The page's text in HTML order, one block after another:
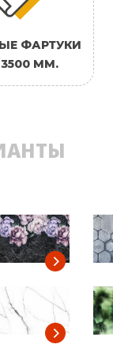
ФАРТУКИ
ММ.